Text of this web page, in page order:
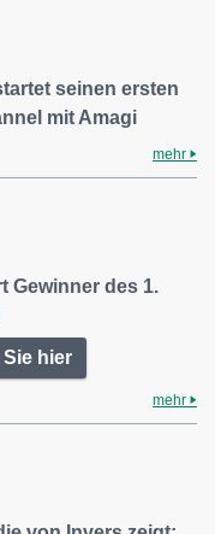
seinen ersten
mit Amagi
mehr
Gewinner des 1.
hier
mehr